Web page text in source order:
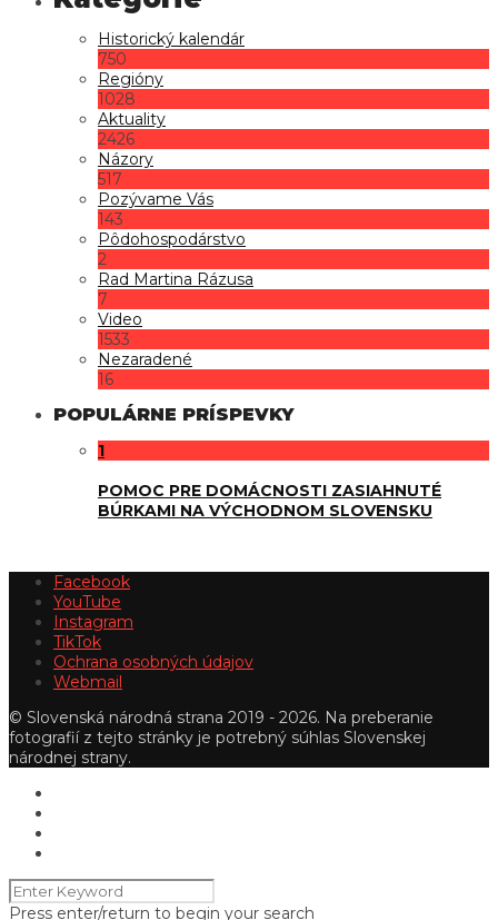
Historický kalendár
750
Regióny
1028
Aktuality
2426
Názory
517
Pozývame Vás
143
Pôdohospodárstvo
2
Rad Martina Rázusa
7
Video
1533
Nezaradené
16
POPULÁRNE PRÍSPEVKY
1
POMOC PRE DOMÁCNOSTI ZASIAHNUTÉ
BÚRKAMI NA VÝCHODNOM SLOVENSKU
Facebook
YouTube
Instagram
TikTok
Ochrana osobných údajov
Webmail
© Slovenská národná strana 2019 - 2026. Na preberanie
fotografií z tejto stránky je potrebný súhlas Slovenskej
národnej strany.
Press enter/return to begin your search